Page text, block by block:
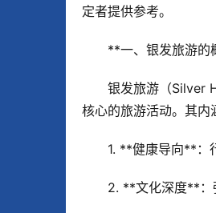
定者提供参考。
**一、银发旅游的
银发旅游（Silver
核心的旅游活动。其内
1. **健康导向**：
2. **文化深度**：